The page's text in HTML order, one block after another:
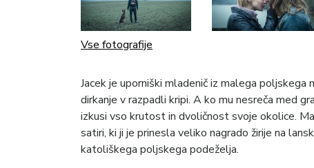
Vse fotografije
Jacek je uporniški mladenič iz malega
dirkanje v razpadli kripi. A ko mu nesreča med
izkusi vso krutost in dvoličnost svoje okolice.
satiri, ki ji je prinesla veliko nagrado žirije na
katoliškega poljskega podeželja.